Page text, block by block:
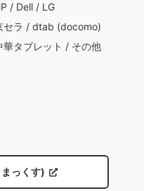
/ Dell / LG
セラ / dtab (docomo)
華タブレット / その他
っくす)